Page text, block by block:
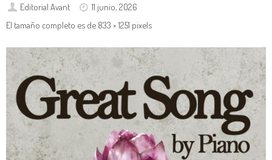
Editorial Avant
11 junio, 2026
El tamaño completo es de 833 × 1251 pixels